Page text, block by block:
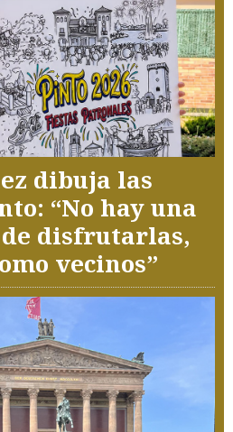
dibuja las
“No hay una
disfrutarlas,
vecinos”